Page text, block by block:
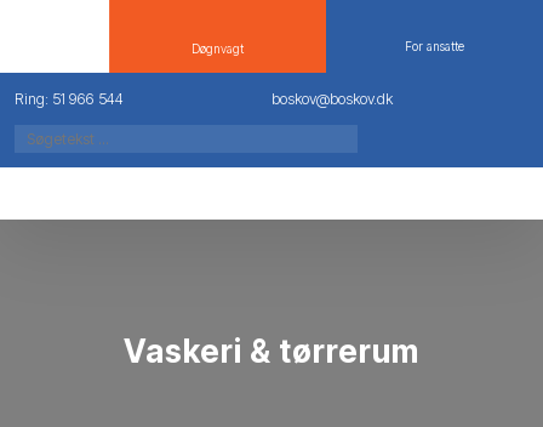
Døgnvagt For ansatte
Ring: 51 966 544 boskov@boskov.dk
Vaskeri & tørrerum